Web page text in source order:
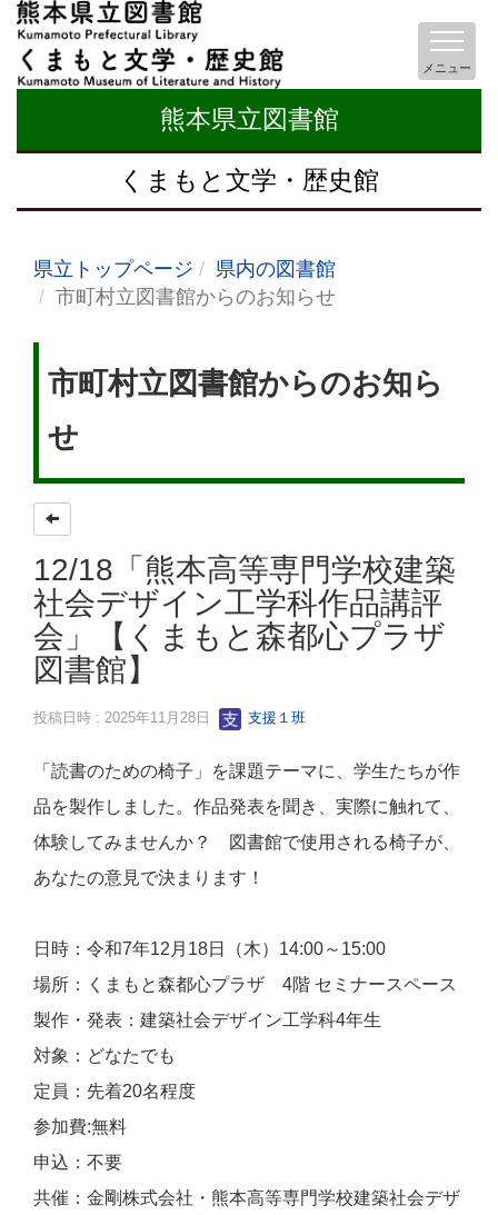
熊本県立図書館
くまもと文学・歴史館
メニュー
県立トップページ
県内の図書館
市町村立図書館からのお知らせ
市町村立図書館からのお知ら
せ
12/18「熊本高等専門学校建築
社会デザイン工学科作品講評
会」【くまもと森都心プラザ
図書館】
投稿日時 : 2025年11月28日 支援１班
「読書のための椅子」を課題テーマに、学生たちが作
品を製作しました。作品発表を聞き、実際に触れて、
体験してみませんか？ 図書館で使用される椅子が、
あなたの意見で決まります！
日時：令和7年12月18日（木）14:00～15:00
場所：くまもと森都心プラザ 4階 セミナースペース
製作・発表：建築社会デザイン工学科4年生
対象：どなたでも
定員：先着20名程度
参加費:無料
申込：不要
共催：金剛株式会社・熊本高等専門学校建築社会デザ